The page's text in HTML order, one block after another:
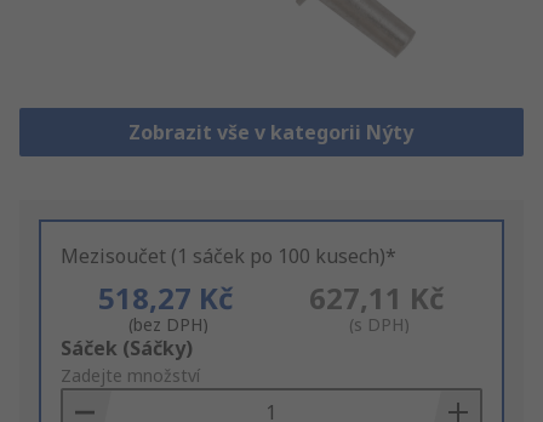
Zobrazit vše v kategorii Nýty
Mezisoučet (1 sáček po 100 kusech)*
518,27 Kč
(bez DPH)
627,11 Kč
(s DPH)
Add
to
Basket
Sáček (Sáčky)
Zadejte množství